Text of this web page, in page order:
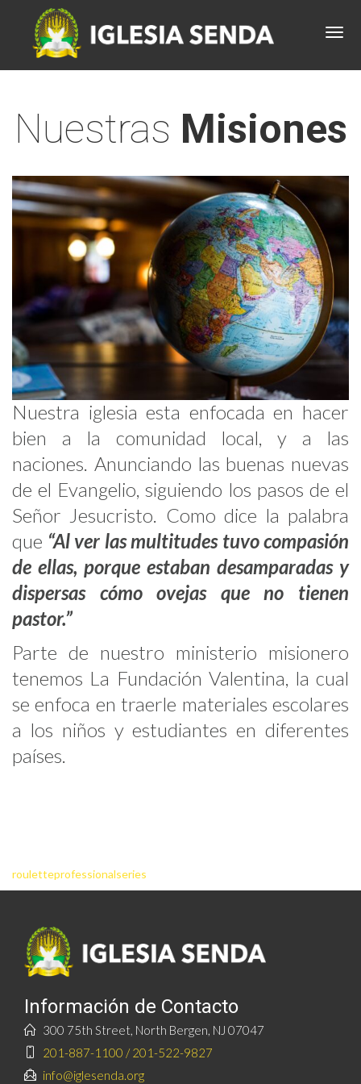
Nuestras Misiones
Nuestra iglesia esta enfocada en hacer
bien a la comunidad local, y a las
naciones. Anunciando las buenas nuevas
de el Evangelio, siguiendo los pasos de el
Señor Jesucristo. Como dice la palabra
que “Al ver las multitudes tuvo compasión
de ellas, porque estaban desamparadas y
dispersas cómoovejas que no tienen
pastor.”
Parte de nuestro ministerio misionero
tenemos La Fundación Valentina, la cual
se enfoca en traerle materiales escolares
a los niños y estudiantes en diferentes
países.
rouletteprofessionalseries
Información de Contacto
300 75th Street, North Bergen, NJ 07047
201-887-1100 / 201-522-9827
info@iglesenda.org